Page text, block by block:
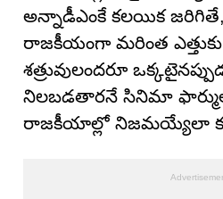
అన్నాడీఎంకే కలయిక
రాజకీయంగా మరింత
శత్రువులందరూ
నిలబడతారనే సినిమా
రాజకీయాల్లో నిజమయ్యేలా